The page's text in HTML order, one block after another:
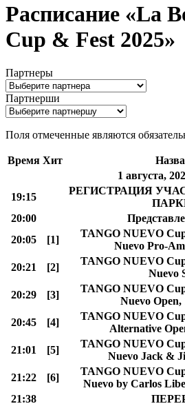
Расписание «La
Cup & Fest 2025»
Партнеры
Партнерши
Поля отмеченные являются
Время Хит
1 августа,
19:15
РЕГИСТРАЦИЯ
20:00
20:05
[1]
TANGO NUEVO
Nuevo Pro-
20:21
[2]
TANGO NUEVO
Nuevo
20:29
[3]
TANGO NUEVO
Nuevo
20:45
[4]
TANGO NUEVO
Alternative
21:01
[5]
TANGO NUEVO
Nuevo Jack &
21:22
[6]
TANGO NUEVO
Nuevo by Carlos
21:38